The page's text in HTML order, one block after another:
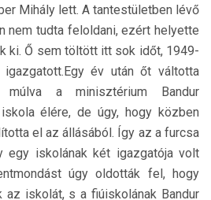
Mihály lett. A tantestületben lévő
nem tudta feloldani, ezért helyette
ki. Ő sem töltött itt sok időt, 1949-
év után őt váltotta
a minisztérium Bandur
élére, de úgy, hogy közben
el az állásából. Így az a furcsa
egy iskolának két igazgatója volt
úgy oldották fel, hogy
iskolát, s a fiúiskolának Bandur